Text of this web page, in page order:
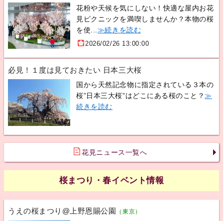
花粉や天候を気にしない！快適な屋内お花
見ピクニックを満喫しませんか？本物の桜
を使... ≫続きを読む
2026/02/26 13:00:00
必見！１度は見ておきたい 日本三大桜
国から天然記念物に指定されている３本の
桜”日本三大桜”はどこにある桜のこと？≫
続きを読む
花見ニュース一覧へ
桜まつり・春イベント情報
うえの桜まつり@上野恩賜公園 （東京）